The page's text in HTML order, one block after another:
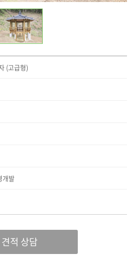
(고급형)
개발
견적 상담